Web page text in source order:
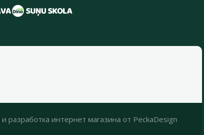
и разработка интернет магазина от PeckaDesign